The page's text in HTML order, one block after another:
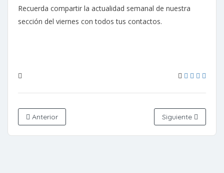
Recuerda compartir la actualidad semanal de nuestra
sección del viernes con todos tus contactos.
Anterior Siguiente